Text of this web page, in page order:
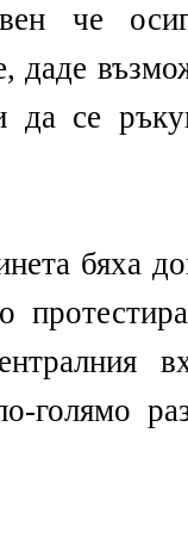
че
даде
се
бяха
голямо